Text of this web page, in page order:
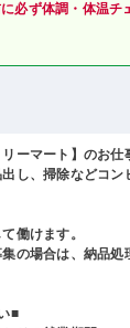
必ず体調・体温チ
ーマート】のお仕
し、掃除などコン
働けます。
の場合は、納品
■